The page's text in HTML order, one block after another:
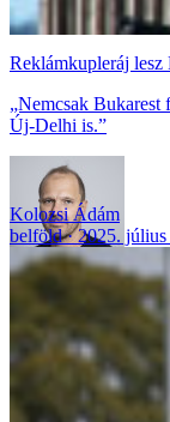
Reklámkupleráj lesz
„Nemcsak Bukarest
Új-Delhi is.”
Kolozsi Ádám
belföld
2025. július